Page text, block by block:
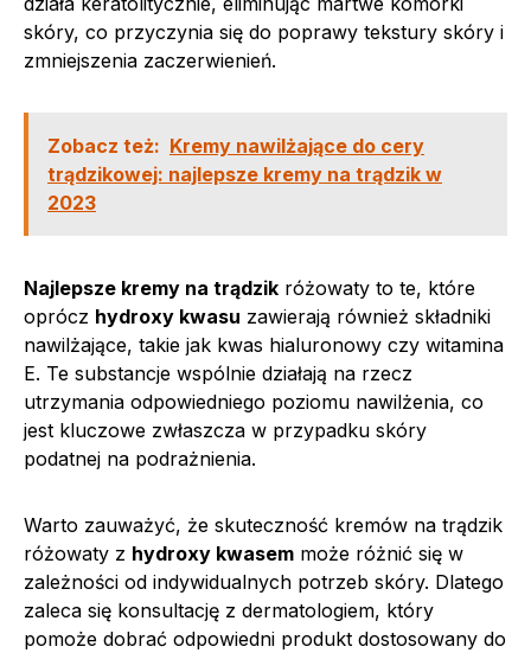
skóry, co przyczynia się do poprawy tekstury skóry i
zmniejszenia zaczerwienień.
Zobacz też: Kremy nawilżające do cery
trądzikowej: najlepsze kremy na trądzik w
2023
Najlepsze kremy na trądzik różowaty to te, które
oprócz hydroxy kwasu zawierają również składniki
nawilżające, takie jak kwas hialuronowy czy witamina
E. Te substancje wspólnie działają na rzecz
utrzymania odpowiedniego poziomu nawilżenia, co
jest kluczowe zwłaszcza w przypadku skóry
podatnej na podrażnienia.
Warto zauważyć, że skuteczność kremów na trądzik
różowaty z hydroxy kwasem może różnić się w
zależności od indywidualnych potrzeb skóry. Dlatego
zaleca się konsultację z dermatologiem, który
pomoże dobrać odpowiedni produkt dostosowany do